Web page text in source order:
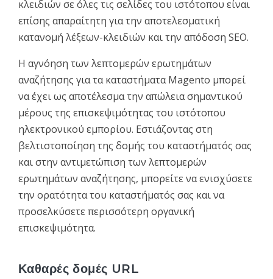
κλειδιών σε όλες τις σελίδες του ιστότοπου είναι
επίσης απαραίτητη για την αποτελεσματική
κατανομή λέξεων-κλειδιών και την απόδοση SEO.
Η αγνόηση των λεπτομερών ερωτημάτων
αναζήτησης για τα καταστήματα Magento μπορεί
να έχει ως αποτέλεσμα την απώλεια σημαντικού
μέρους της επισκεψιμότητας του ιστότοπου
ηλεκτρονικού εμπορίου. Εστιάζοντας στη
βελτιστοποίηση της δομής του καταστήματός σας
και στην αντιμετώπιση των λεπτομερών
ερωτημάτων αναζήτησης, μπορείτε να ενισχύσετε
την ορατότητα του καταστήματός σας και να
προσελκύσετε περισσότερη οργανική
επισκεψιμότητα.
Καθαρές δομές URL